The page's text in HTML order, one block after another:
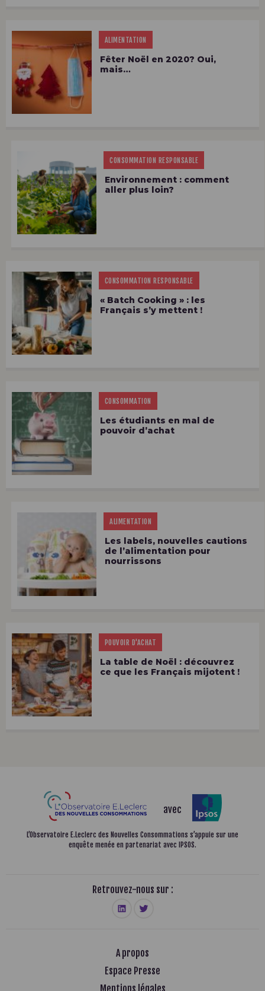
ALIMENTATION
Fêter Noël en 2020? Oui,
mais…
CONSOMMATION RESPONSABLE
Environnement : comment
aller plus loin?
CONSOMMATION RESPONSABLE
« Batch Cooking » : les
Français s’y mettent !
CONSOMMATION
Les étudiants en mal de
pouvoir d’achat
ALIMENTATION
Les labels, nouvelles cautions
de l’alimentation pour
nourrissons
POUVOIR D'ACHAT
La table de Noël : découvrez
ce que les Français mijotent !
avec
L’Observatoire E.Leclerc des Nouvelles Consommations s’appuie sur une
enquête menée en partenariat avec IPSOS.
Retrouvez-nous sur :
A propos
Espace Presse
Mentions légales